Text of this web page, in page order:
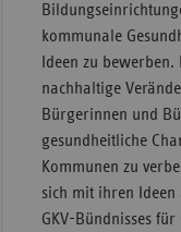
kommunale
Ideen zu
nachhaltige
Bürgerinnen und
gesundheitliche
Kommunen zu
sich mit ihren Ideen
GKV-Bündnisses